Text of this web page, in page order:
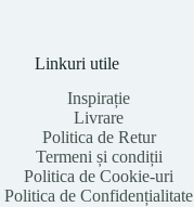
Linkuri utile
Inspirație
Livrare
Politica de Retur
Termeni și condiții
Politica de Cookie-uri
Politica de Confidențialitate